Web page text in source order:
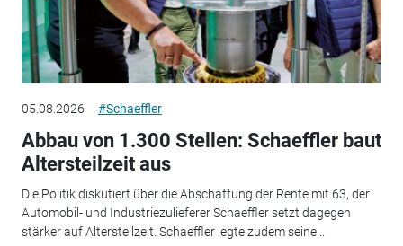
05.08.2026 #Schaeffler
Abbau von 1.300 Stellen: Schaeffler baut
Altersteilzeit aus
Die Politik diskutiert über die Abschaffung der Rente mit 63, der
Automobil- und Industriezulieferer Schaeffler setzt dagegen
stärker auf Altersteilzeit. Schaeffler legte zudem seine...